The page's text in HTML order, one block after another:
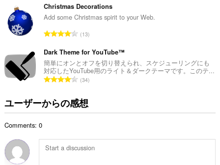
の
総
：
Christmas Decorations
Add some Christmas spirit to your Web.
評
の
総
数
：
13
Dark Theme for YouTube™
簡単にオンとオフを切り替えられ、スケジューリングにも
対応したYouTube用のライト＆ダークテーマです。このテ...
評
の
総
34
ユーザーからの感想
Comments: 0